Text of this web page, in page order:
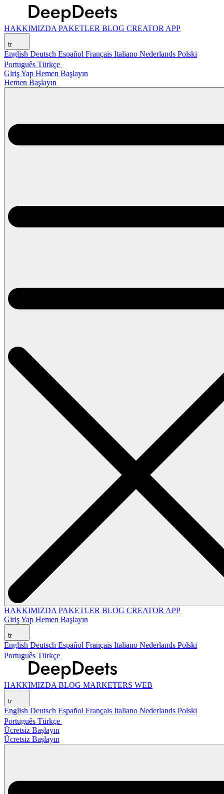
HAKKIMIZDA PAKETLER BLOG CREATOR APP
tr
English Deutsch Español Français Italiano Nederlands Polski
Português Türkçe
Giriş Yap Hemen Başlayın
Hemen Başlayın
HAKKIMIZDA PAKETLER BLOG CREATOR APP
Giriş Yap Hemen Başlayın
tr
English Deutsch Español Français Italiano Nederlands Polski
Português Türkçe
HAKKIMIZDA BLOG MARKETERS WEB
tr
English Deutsch Español Français Italiano Nederlands Polski
Português Türkçe
Ücretsiz Başlayın
Ücretsiz Başlayın